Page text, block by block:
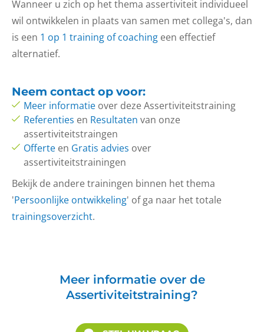
Wanneer u zich op het thema assertiviteit individueel
wil ontwikkelen in plaats van samen met collega's, dan
is een 1 op 1 training of coaching een effectief
alternatief.
Neem contact op voor:
Meer informatie over deze Assertiviteitstraining
Referenties en Resultaten van onze
assertiviteitstraingen
Offerte en Gratis advies over
assertiviteitstrainingen
Bekijk de andere trainingen binnen het thema
'Persoonlijke ontwikkeling' of ga naar het totale
trainingsoverzicht.
Meer informatie over de
Assertiviteitstraining?